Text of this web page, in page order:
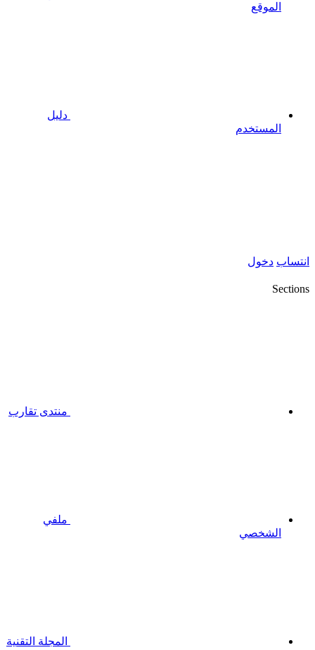
الموقع
دليل
المستخدم
انتساب دخول
Sections
منتدى تقارب
ملفي
الشخصي
المجلة التقنية